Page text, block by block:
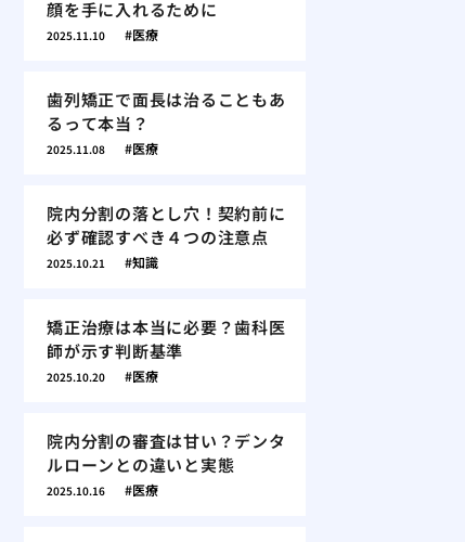
顔を手に入れるために
2025.11.10 医療
歯列矯正で面長は治ることもあ
るって本当？
2025.11.08 医療
院内分割の落とし穴！契約前に
必ず確認すべき４つの注意点
2025.10.21 知識
矯正治療は本当に必要？歯科医
師が示す判断基準
2025.10.20 医療
院内分割の審査は甘い？デンタ
ルローンとの違いと実態
2025.10.16 医療